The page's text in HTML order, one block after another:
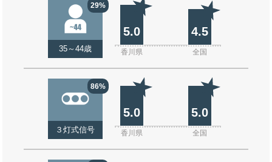
29%
35～44歳
5.0 4.5
香川県 全国
86%
３灯式信号
5.0 5.0
香川県 全国